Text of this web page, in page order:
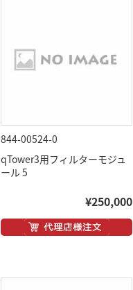
844-00524-0
qTower3用フィルターモジュ
ール 5
¥250,000